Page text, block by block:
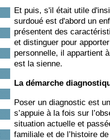
Et puis, s'il était utile
surdoué est d'abord un
présentent des
et distinguer pour
personnelle, il appartient
est la sienne.
La démarche
Poser un diagnostic est
s’appuie à la fois sur
situation actuelle et
familiale et de l’histoire de